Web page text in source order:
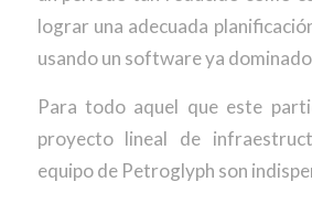
lograr una adecuada
usando un software ya
Para todo aquel que este
proyecto lineal de
equipo de Petroglyph son